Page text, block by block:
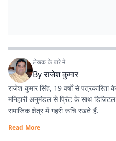
लेखक के बारे में
Byराजेश कुमार
राजेश कुमार सिंह, 19 वर्षों से पत्रकारिता
मनिहारी अनुमंडल से प्रिंट के साथ डिजिटल
समाजिक क्षेत्र में गहरी रूचि रखते हैं.
Read More